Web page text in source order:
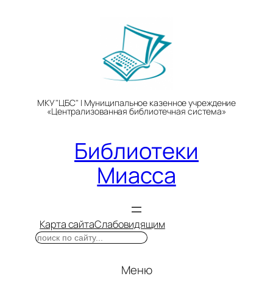
МКУ "ЦБС" | Муниципальное казенное учреждение
«Централизованная библиотечная система»
Библиотеки
Миасса
Карта сайтаСлабовидящим
Поиск
Меню